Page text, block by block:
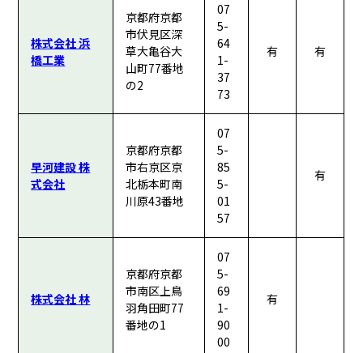
株式会社 浜
橋工業
京都府京都
市伏見区深
草大亀谷大
山町77番地
の2
07
5-
64
1-
37
73
有 有
早河建設 株
式会社
京都府京都
市右京区京
北栃本町南
川原43番地
07
5-
85
5-
01
57
有
株式会社 林
京都府京都
市南区上鳥
羽角田町77
番地の1
07
5-
69
1-
90
00
有